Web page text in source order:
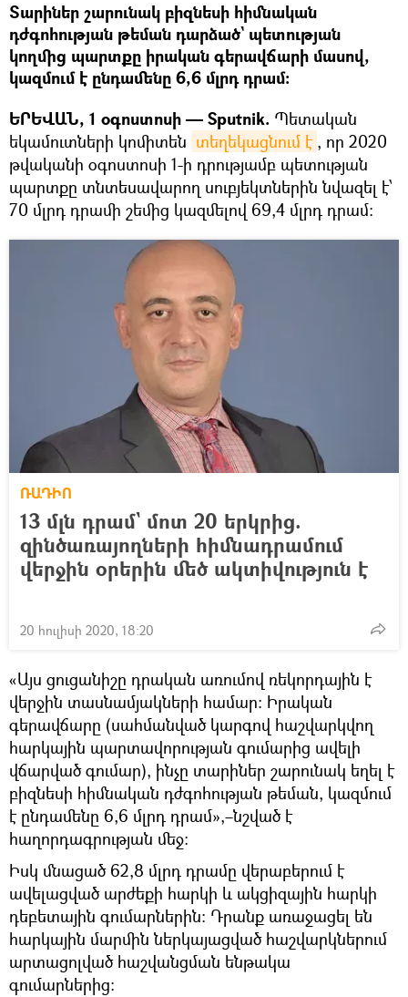
Տարիներ շարունակ բիզնեսի հիմնական
դժգոհության թեման դարձած` պետության
կողմից պարտքը իրական գերավճարի մասով,
կազմում է ընդամենը 6,6 մլրդ դրամ։
ԵՐԵՎԱՆ, 1 օգոստոսի — Sputnik. Պետական
եկամուտների կոմիտեն տեղեկացնում է , որ 2020
թվականի օգոստոսի 1-ի դրությամբ պետության
պարտքը տնտեսավարող սուբյեկտներին նվազել է՝
70 մլրդ դրամի շեմից կազմելով 69,4 մլրդ դրամ:
ՌԱԴԻՈ
13 մլն դրամ` մոտ 20 երկրից.
զինծառայողների հիմնադրամում
վերջին օրերին մեծ ակտիվություն է
20 հուլիսի 2020, 18:20
«Այս ցուցանիշը դրական առումով ռեկորդային է
վերջին տասնամյակների համար: Իրական
գերավճարը (սահմանված կարգով հաշվարկվող
հարկային պարտավորության գումարից ավելի
վճարված գումար), ինչը տարիներ շարունակ եղել է
բիզնեսի հիմնական դժգոհության թեման, կազմում
է ընդամենը 6,6 մլրդ դրամ»,–նշված է
հաղորդագրության մեջ։
Իսկ մնացած 62,8 մլրդ դրամը վերաբերում է
ավելացված արժեքի հարկի և ակցիզային հարկի
դեբետային գումարներին։ Դրանք առաջացել են
հարկային մարմին ներկայացված հաշվարկներում
արտացոլված հաշվանցման ենթակա
գումարներից: